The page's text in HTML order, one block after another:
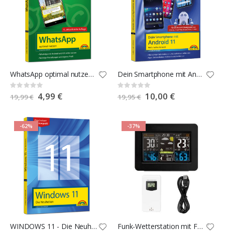
WhatsApp optimal nutzen - 4. Auflage
Rating:
0%
19,99 € Special
Price
4,99 €
Dein Smartphone mit Android 11
Rating:
0%
19,95 € Special
Price
10,00 €
-62%
WINDOWS 11 - Die Neuheiten
-37%
Funk-Wetterstation mit Farbdisplay